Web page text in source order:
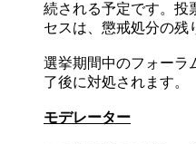
続される予定です。投
セスは、懲戒処分の残
選挙期間中のフォーラ
了後に対処されます。
モデレーター